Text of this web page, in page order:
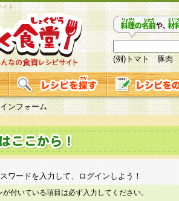
ト
(例)トマト 豚肉
ンフォーム
ワードを入力して、ログインしよう！
が付いている項目は必ず入力してください。